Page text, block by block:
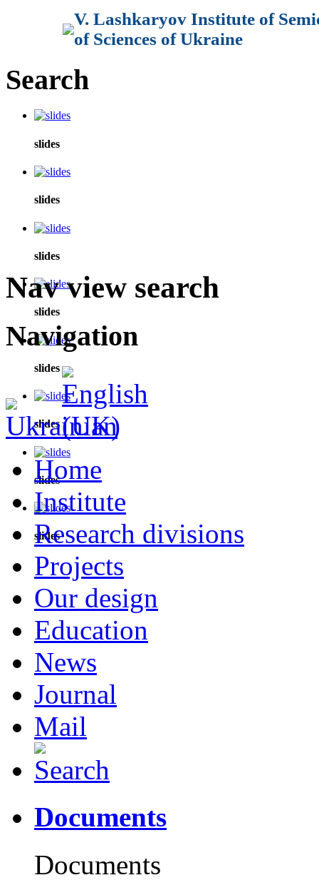
V. Lashkaryov Institute of
of Sciences of Ukraine
Search
slides
slides
slides
slides
slides
slides
slides
slides
Nav view search
Navigation
Home
Institute
Research divisions
Projects
Our design
Education
News
Journal
Mail
Documents
Documents